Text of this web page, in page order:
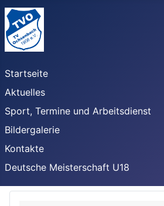
Startseite
Aktuelles
Sport, Termine und Arbeitsdienst
Bildergalerie
Kontakte
Deutsche Meisterschaft U18